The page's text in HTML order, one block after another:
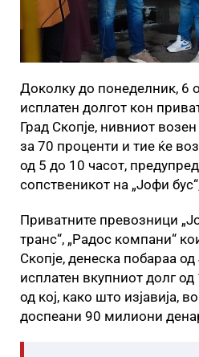
Доколку до понеделник, 6
исплатен долгот кон
Град Скопје, нивниот
за 70 проценти и тие ќе
од 5 до 10 часот,
сопственикот на „Јофи
Приватните превозници
транс“, „Радос компани“
Скопје, денеска побараа
исплатен вкупниот долг
од кој, како што изјавија,
доспеани 90 милиони